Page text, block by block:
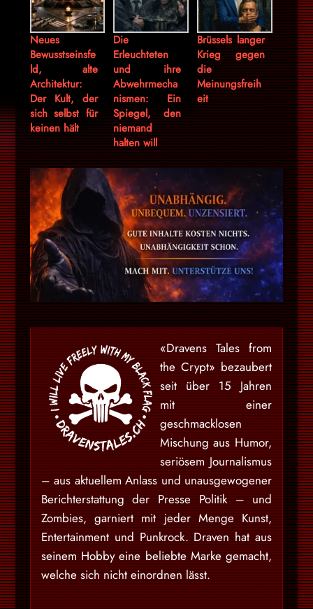
Neues
Bewusstseinsfe
ld, alte
Architektur:
Der Kult, der
sich selbst für
keinen hält
Die
Erleuchteten
und ihre
Abwehrmecha
nismen: Ein
Spiegel, den
niemand
halten will
Brüssels langer
Krieg gegen
die
Meinungsfreih
eit
«Dravens Tales from
the Crypt» bezaubert
seit über 15 Jahren
mit einer
geschmacklosen
Mischung aus Humor,
seriösem Journalismus
– aus aktuellem Anlass und unausgewogener
Berichterstattung der Presse Politik – und
Zombies, garniert mit jeder Menge Kunst,
Entertainment und Punkrock. Draven hat aus
seinem Hobby eine beliebte Marke gemacht,
welche sich nicht einordnen lässt.